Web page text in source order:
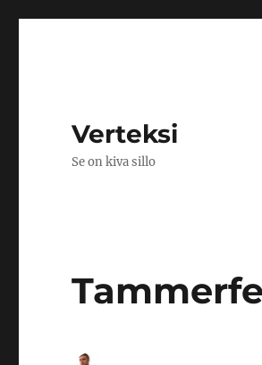
Verteksi
Se on kiva sillo